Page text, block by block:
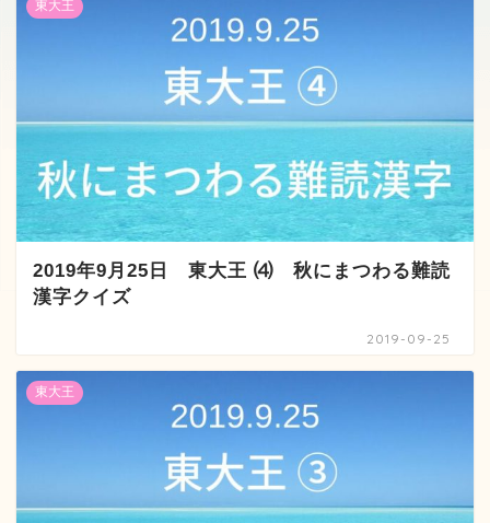
東大王
2019年9月25日 東大王 ⑷ 秋にまつわる難読
漢字クイズ
2019-09-25
東大王